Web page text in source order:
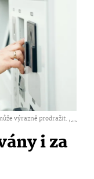
výrazně prodražit. ,...
i za